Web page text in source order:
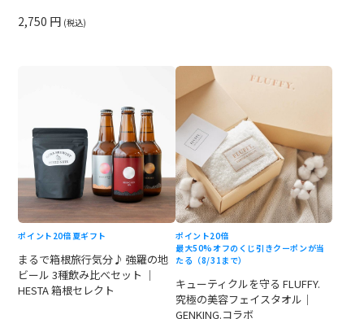
2,750 円 (税込)
ポイント20倍 夏ギフト
まるで箱根旅行気分♪ 強羅の地
ビール 3種飲み比べセット ｜
HESTA 箱根セレクト
ポイント20倍
最大50%オフのくじ引きクーポンが当
たる（8/31まで）
キューティクルを守る FLUFFY.
究極の美容フェイスタオル｜
GENKING.コラボ